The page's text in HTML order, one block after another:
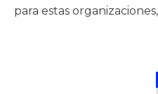
para estas